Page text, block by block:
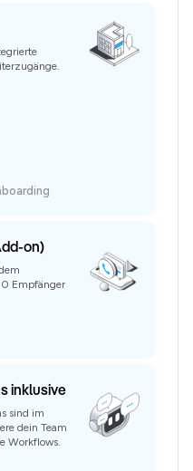
on)
Empfänger
inklusive
sind im
dein Team
Workflows.